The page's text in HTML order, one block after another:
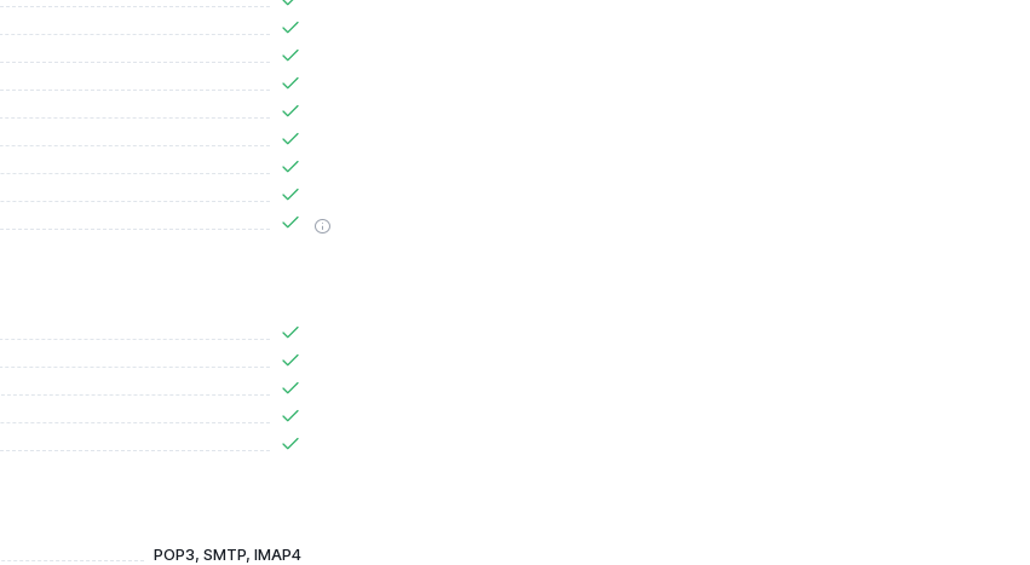
POP3, SMTP, IMAP4